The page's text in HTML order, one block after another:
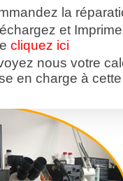
la
et
cliquez ici
nous votre
en charge à